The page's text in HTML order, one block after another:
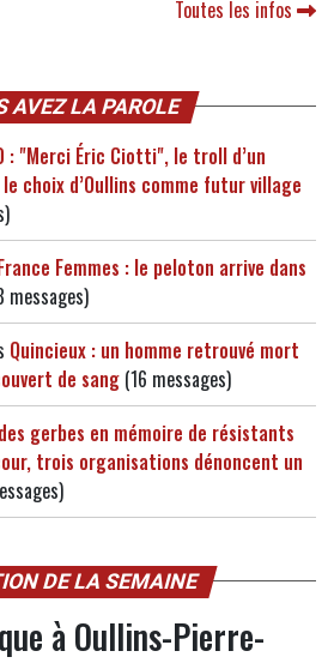
Toutes les infos
AVEZ LA PAROLE
: "Merci Éric Ciotti", le troll d’un
choix d’Oullins comme futur village
Femmes : le peloton arrive dans
messages)
Quincieux : un homme retrouvé mort
de sang (16 messages)
gerbes en mémoire de résistants
trois organisations dénoncent un
DE LA SEMAINE
à Oullins-Pierre-